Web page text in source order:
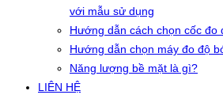
với mẫu sử dụng
Hướng dẫn cách chọn cốc đo
Hướng dẫn chọn máy đo độ
Năng lượng bề mặt là gì?
LIÊN HỆ